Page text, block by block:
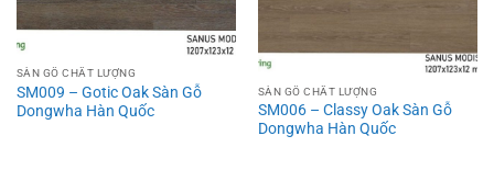
SÀN GỖ CHẤT LƯỢNG
SM009 – Gotic Oak Sàn Gỗ
Dongwha Hàn Quốc
SÀN GỖ CHẤT LƯỢNG
SM006 – Classy Oak Sàn Gỗ
Dongwha Hàn Quốc